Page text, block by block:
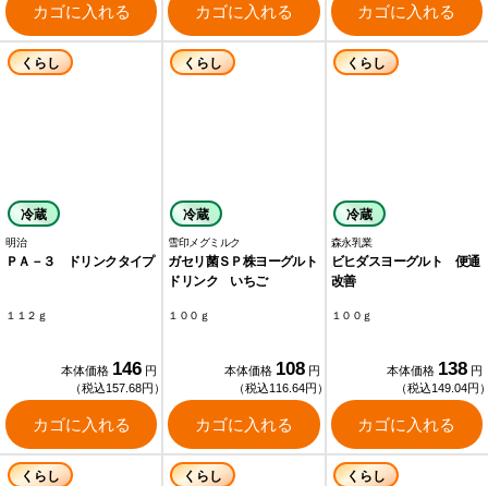
カゴに入れる カゴに入れる カゴに入れる
くらし
冷蔵
明治
ＰＡ－３ ドリンクタイプ
１１２ｇ
本体価格 146 円
（税込157.68円）
カゴに入れる
くらし
冷蔵
雪印メグミルク
ガセリ菌ＳＰ株ヨーグルト
ドリンク いちご
１００ｇ
本体価格 108 円
（税込116.64円）
カゴに入れる
くらし
冷蔵
森永乳業
ビヒダスヨーグルト 便通
改善
１００ｇ
本体価格 138 円
（税込149.04円
カゴに入れる
くらし くらし くらし